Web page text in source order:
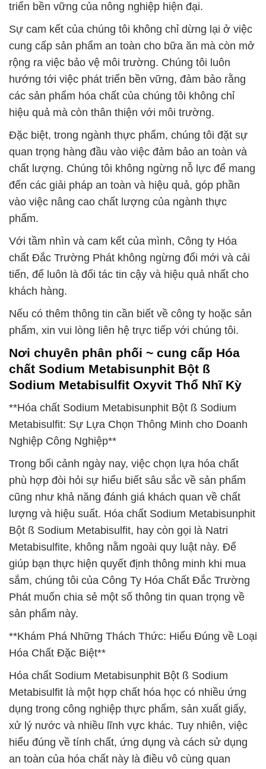
triển bền vững của nông nghiệp hiện đại.
Sự cam kết của chúng tôi không chỉ dừng lại ở việc
cung cấp sản phẩm an toàn cho bữa ăn mà còn mở
rộng ra việc bảo vệ môi trường. Chúng tôi luôn
hướng tới việc phát triển bền vững, đảm bảo rằng
các sản phẩm hóa chất của chúng tôi không chỉ
hiệu quả mà còn thân thiện với môi trường.
Đặc biệt, trong ngành thực phẩm, chúng tôi đặt sự
quan trọng hàng đầu vào việc đảm bảo an toàn và
chất lượng. Chúng tôi không ngừng nỗ lực để mang
đến các giải pháp an toàn và hiệu quả, góp phần
vào việc nâng cao chất lượng của ngành thực
phẩm.
Với tầm nhìn và cam kết của mình, Công ty Hóa
chất Đắc Trường Phát không ngừng đổi mới và cải
tiến, để luôn là đối tác tin cậy và hiệu quả nhất cho
khách hàng.
Nếu có thêm thông tin cần biết về công ty hoặc sản
phẩm, xin vui lòng liên hệ trực tiếp với chúng tôi.
Nơi chuyên phân phối ~ cung cấp Hóa
chất Sodium Metabisunphit Bột ß
Sodium Metabisulfit Oxyvit Thổ Nhĩ Kỳ
**Hóa chất Sodium Metabisunphit Bột ß Sodium
Metabisulfit: Sự Lựa Chọn Thông Minh cho Doanh
Nghiệp Công Nghiệp**
Trong bối cảnh ngày nay, việc chọn lựa hóa chất
phù hợp đòi hỏi sự hiểu biết sâu sắc về sản phẩm
cũng như khả năng đánh giá khách quan về chất
lượng và hiệu suất. Hóa chất Sodium Metabisunphit
Bột ß Sodium Metabisulfit, hay còn gọi là Natri
Metabisulfite, không nằm ngoài quy luật này. Để
giúp bạn thực hiện quyết định thông minh khi mua
sắm, chúng tôi của Công Ty Hóa Chất Đắc Trường
Phát muốn chia sẻ một số thông tin quan trọng về
sản phẩm này.
**Khám Phá Những Thách Thức: Hiểu Đúng về Loại
Hóa Chất Đặc Biệt**
Hóa chất Sodium Metabisunphit Bột ß Sodium
Metabisulfit là một hợp chất hóa học có nhiều ứng
dụng trong công nghiệp thực phẩm, sản xuất giấy,
xử lý nước và nhiều lĩnh vực khác. Tuy nhiên, việc
hiểu đúng về tính chất, ứng dụng và cách sử dụng
an toàn của hóa chất này là điều vô cùng quan